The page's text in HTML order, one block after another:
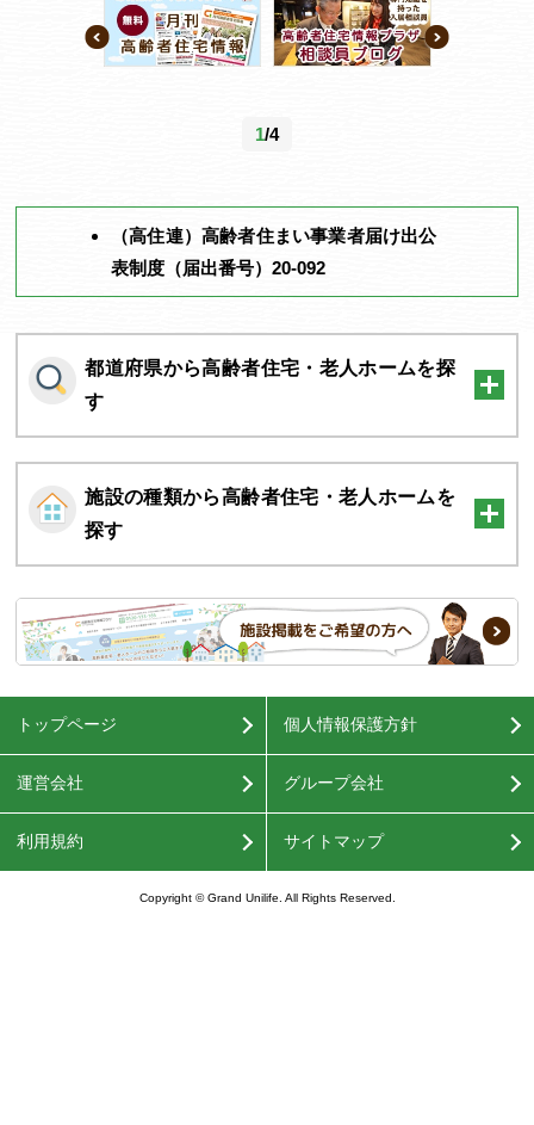
1/4
（高住連）高齢者住まい事業者届け出公
表制度（届出番号）20-092
都道府県から高齢者住宅・老人ホームを探
す
施設の種類から高齢者住宅・老人ホームを
探す
トップページ 個人情報保護方針
運営会社 グループ会社
利用規約 サイトマップ
Copyright © Grand Unilife. All Rights Reserved.